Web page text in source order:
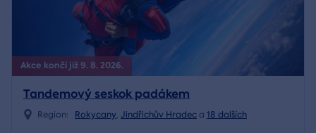
Akce končí již 9. 8. 2026.
Tandemový seskok padákem
Region: Rokycany, Jindřichův Hradec a 18 dalších